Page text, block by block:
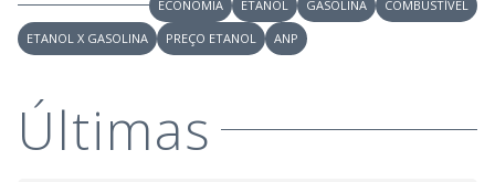
ECONOMIA ETANOL GASOLINA
COMBUSTÍVEL
ETANOL X GASOLINA
PREÇO ETANOL ANP
Últimas